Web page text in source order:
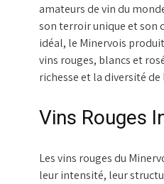
amateurs de vin du
son terroir unique et son
idéal, le Minervois
vins rouges, blancs et
richesse et la diversité de
Vins Rouges
Les vins rouges du
leur intensité, leur